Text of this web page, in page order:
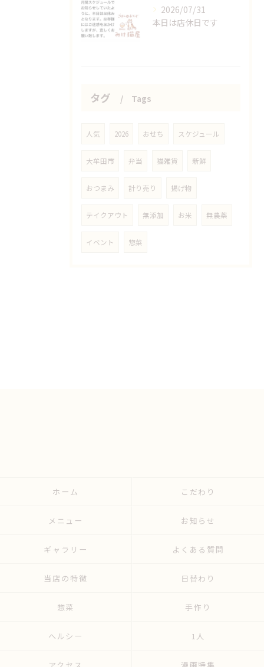
2026/07/31
本日は店休日です
タグ Tags
人気 2026 おせち スケジュール
大牟田市 弁当 猫雑貨 新鮮
おつまみ 計り売り 揚げ物
テイクアウト 無添加 お米 無農薬
イベント 惣菜
ホーム こだわり
メニュー お知らせ
ギャラリー よくある質問
当店の特徴 日替わり
惣菜 手作り
ヘルシー 1人